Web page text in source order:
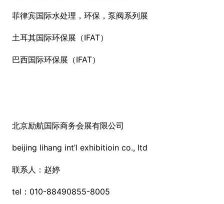
菲律宾国际水处理，环保，泵阀系列展
土耳其国际环保展（IFAT）
巴西国际环保展（IFAT）
北京励航国际商务会展有限公司
beijing lihang int’l exhibitioin co., ltd
联系人：赵婷
tel：010-88490855-8005